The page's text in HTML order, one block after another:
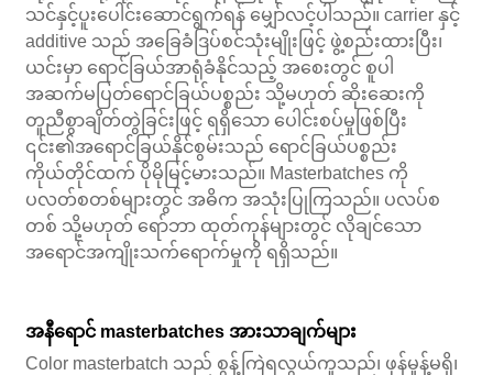
သင်နှင့်ပူးပေါင်းဆောင်ရွက်ရန် မျှော်လင့်ပါသည်။ carrier နှင့်
additive သည် အခြေခံဒြပ်စင်သုံးမျိုးဖြင့် ဖွဲ့စည်းထားပြီး၊
ယင်းမှာ ရောင်ခြယ်အာရုံခံနိုင်သည့် အစေးတွင် စူပါ
အဆက်မပြတ်ရောင်ခြယ်ပစ္စည်း သို့မဟုတ် ဆိုးဆေးကို
တူညီစွာချိတ်တွဲခြင်းဖြင့် ရရှိသော ပေါင်းစပ်မှုဖြစ်ပြီး
၎င်း၏အရောင်ခြယ်နိုင်စွမ်းသည် ရောင်ခြယ်ပစ္စည်း
ကိုယ်တိုင်ထက် ပိုမိုမြင့်မားသည်။ Masterbatches ကို
ပလတ်စတစ်များတွင် အဓိက အသုံးပြုကြသည်။ ပလပ်စ
တစ် သို့မဟုတ် ရော်ဘာ ထုတ်ကုန်များတွင် လိုချင်သော
အရောင်အကျိုးသက်ရောက်မှုကို ရရှိသည်။
အနီရောင် masterbatches အားသာချက်များ
Color masterbatch သည် စွန့်ကြဲရလွယ်ကူသည်၊ ဖုန်မှုန့်မရှိ၊